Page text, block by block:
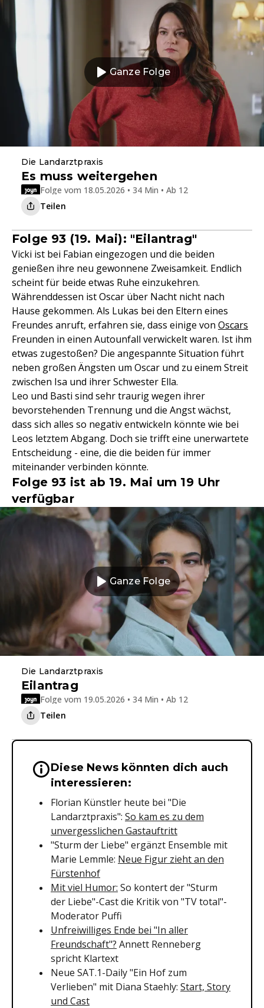
Ganze Folge
Die Landarztpraxis
Es muss weitergehen
Folge vom 18.05.2026 • 34 Min • Ab 12
Teilen
Folge 93 (19. Mai): "Eilantrag"
Vicki ist bei Fabian eingezogen und die beiden
genießen ihre neu gewonnene Zweisamkeit. Endlich
scheint für beide etwas Ruhe einzukehren.
Währenddessen ist Oscar über Nacht nicht nach
Hause gekommen. Als Lukas bei den Eltern eines
Freundes anruft, erfahren sie, dass einige von Oscars
Freunden in einen Autounfall verwickelt waren. Ist ihm
etwas zugestoßen? Die angespannte Situation führt
neben großen Ängsten um Oscar und zu einem Streit
zwischen Isa und ihrer Schwester Ella.
Leo und Basti sind sehr traurig wegen ihrer
bevorstehenden Trennung und die Angst wächst,
dass sich alles so negativ entwickeln könnte wie bei
Leos letztem Abgang. Doch sie trifft eine unerwartete
Entscheidung - eine, die die beiden für immer
miteinander verbinden könnte.
Folge 93 ist ab 19. Mai um 19 Uhr
verfügbar
Ganze Folge
Die Landarztpraxis
Eilantrag
Folge vom 19.05.2026 • 34 Min • Ab 12
Teilen
Wichtige Hinweise &
Diese News könnten dich auch
interessieren:
Florian Künstler heute bei "Die
Landarztpraxis": So kam es zu dem
unvergesslichen Gastauftritt
"Sturm der Liebe" ergänzt Ensemble mit
Marie Lemmle: Neue Figur zieht an den
Fürstenhof
Mit viel Humor: So kontert der "Sturm
der Liebe"-Cast die Kritik von "TV total"-
Moderator Puffi
Unfreiwilliges Ende bei "In aller
Freundschaft"? Annett Renneberg
spricht Klartext
Neue SAT.1-Daily "Ein Hof zum
Verlieben" mit Diana Staehly: Start, Story
und Cast